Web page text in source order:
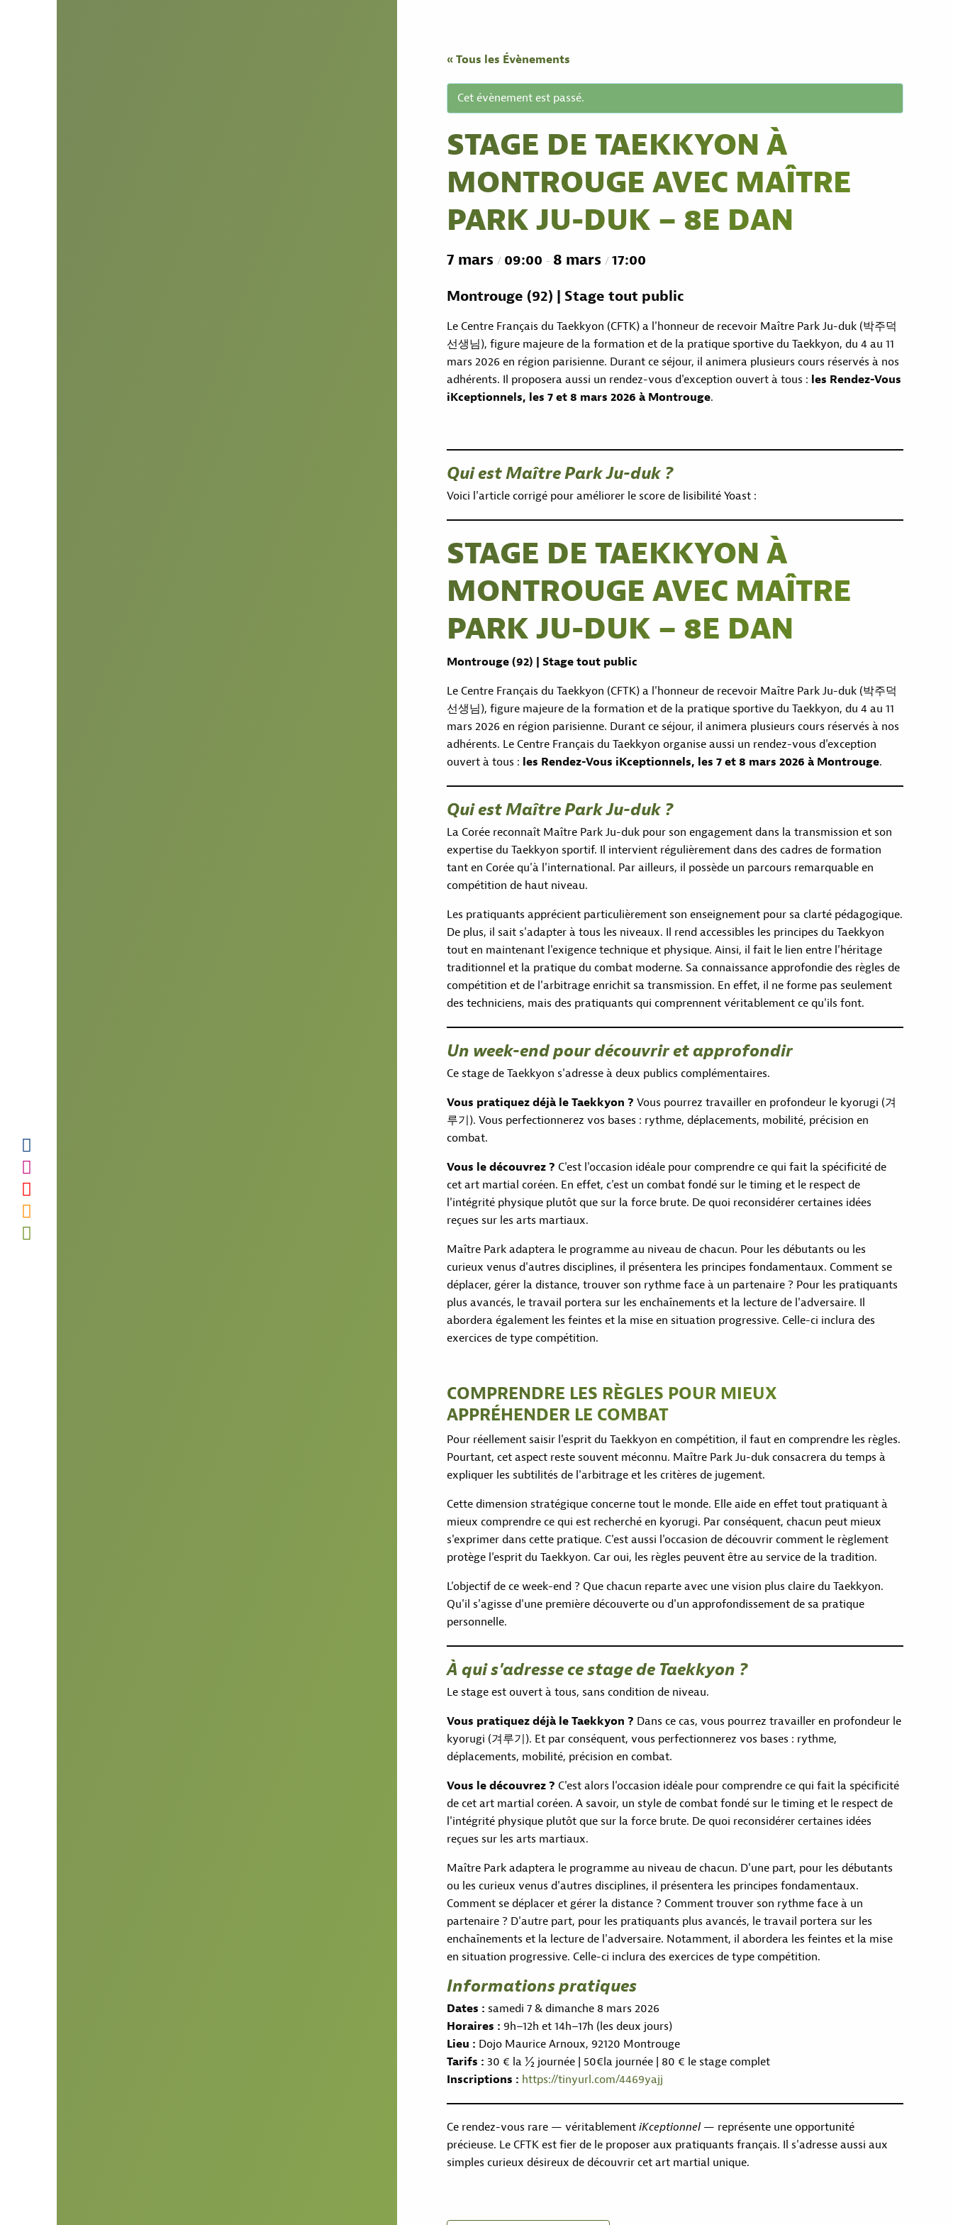
« Tous les Évènements
Cet évènement est passé.
STAGE DE TAEKKYON À
MONTROUGE AVEC MAÎTRE
PARK JU-DUK – 8E DAN
7 mars / 09:00 - 8 mars / 17:00
Montrouge (92) | Stage tout public
Le Centre Français du Taekkyon (CFTK) a l'honneur de recevoir Maître Park Ju-duk (박주덕
선생님), figure majeure de la formation et de la pratique sportive du Taekkyon, du 4 au 11
mars 2026 en région parisienne. Durant ce séjour, il animera plusieurs cours réservés à nos
adhérents. Il proposera aussi un rendez-vous d'exception ouvert à tous : les Rendez-Vous
iKceptionnels, les 7 et 8 mars 2026 à Montrouge.
Qui est Maître Park Ju-duk ?
Voici l'article corrigé pour améliorer le score de lisibilité Yoast :
STAGE DE TAEKKYON À
MONTROUGE AVEC MAÎTRE
PARK JU-DUK – 8E DAN
Montrouge (92) | Stage tout public
Le Centre Français du Taekkyon (CFTK) a l'honneur de recevoir Maître Park Ju-duk (박주덕
선생님), figure majeure de la formation et de la pratique sportive du Taekkyon, du 4 au 11
mars 2026 en région parisienne. Durant ce séjour, il animera plusieurs cours réservés à nos
adhérents. Le Centre Français du Taekkyon organise aussi un rendez-vous d'exception
ouvert à tous : les Rendez-Vous iKceptionnels, les 7 et 8 mars 2026 à Montrouge.
Qui est Maître Park Ju-duk ?
La Corée reconnaît Maître Park Ju-duk pour son engagement dans la transmission et son
expertise du Taekkyon sportif. Il intervient régulièrement dans des cadres de formation
tant en Corée qu'à l'international. Par ailleurs, il possède un parcours remarquable en
compétition de haut niveau.
Les pratiquants apprécient particulièrement son enseignement pour sa clarté pédagogique.
De plus, il sait s'adapter à tous les niveaux. Il rend accessibles les principes du Taekkyon
tout en maintenant l'exigence technique et physique. Ainsi, il fait le lien entre l'héritage
traditionnel et la pratique du combat moderne. Sa connaissance approfondie des règles de
compétition et de l'arbitrage enrichit sa transmission. En effet, il ne forme pas seulement
des techniciens, mais des pratiquants qui comprennent véritablement ce qu'ils font.
Un week-end pour découvrir et approfondir
Ce stage de Taekkyon s'adresse à deux publics complémentaires.
Vous pratiquez déjà le Taekkyon ? Vous pourrez travailler en profondeur le kyorugi (겨
루기). Vous perfectionnerez vos bases : rythme, déplacements, mobilité, précision en
combat.
Vous le découvrez ? C'est l'occasion idéale pour comprendre ce qui fait la spécificité de
cet art martial coréen. En effet, c'est un combat fondé sur le timing et le respect de
l'intégrité physique plutôt que sur la force brute. De quoi reconsidérer certaines idées
reçues sur les arts martiaux.
Maître Park adaptera le programme au niveau de chacun. Pour les débutants ou les
curieux venus d'autres disciplines, il présentera les principes fondamentaux. Comment se
déplacer, gérer la distance, trouver son rythme face à un partenaire ? Pour les pratiquants
plus avancés, le travail portera sur les enchaînements et la lecture de l'adversaire. Il
abordera également les feintes et la mise en situation progressive. Celle-ci inclura des
exercices de type compétition.
COMPRENDRE LES RÈGLES POUR MIEUX
APPRÉHENDER LE COMBAT
Pour réellement saisir l'esprit du Taekkyon en compétition, il faut en comprendre les règles.
Pourtant, cet aspect reste souvent méconnu. Maître Park Ju-duk consacrera du temps à
expliquer les subtilités de l'arbitrage et les critères de jugement.
Cette dimension stratégique concerne tout le monde. Elle aide en effet tout pratiquant à
mieux comprendre ce qui est recherché en kyorugi. Par conséquent, chacun peut mieux
s'exprimer dans cette pratique. C'est aussi l'occasion de découvrir comment le règlement
protège l'esprit du Taekkyon. Car oui, les règles peuvent être au service de la tradition.
L'objectif de ce week-end ? Que chacun reparte avec une vision plus claire du Taekkyon.
Qu'il s'agisse d'une première découverte ou d'un approfondissement de sa pratique
personnelle.
À qui s'adresse ce stage de Taekkyon ?
Le stage est ouvert à tous, sans condition de niveau.
Vous pratiquez déjà le Taekkyon ? Dans ce cas, vous pourrez travailler en profondeur le
kyorugi (겨루기). Et par conséquent, vous perfectionnerez vos bases : rythme,
déplacements, mobilité, précision en combat.
Vous le découvrez ? C'est alors l'occasion idéale pour comprendre ce qui fait la spécificité
de cet art martial coréen. A savoir, un style de combat fondé sur le timing et le respect de
l'intégrité physique plutôt que sur la force brute. De quoi reconsidérer certaines idées
reçues sur les arts martiaux.
Maître Park adaptera le programme au niveau de chacun. D'une part, pour les débutants
ou les curieux venus d'autres disciplines, il présentera les principes fondamentaux.
Comment se déplacer et gérer la distance ? Comment trouver son rythme face à un
partenaire ? D'autre part, pour les pratiquants plus avancés, le travail portera sur les
enchaînements et la lecture de l'adversaire. Notamment, il abordera les feintes et la mise
en situation progressive. Celle-ci inclura des exercices de type compétition.
Informations pratiques
Dates : samedi 7 & dimanche 8 mars 2026
Horaires : 9h–12h et 14h–17h (les deux jours)
Lieu : Dojo Maurice Arnoux, 92120 Montrouge
Tarifs : 30 € la ½ journée | 50€la journée | 80 € le stage complet
Inscriptions : https://tinyurl.com/4469yajj
Ce rendez-vous rare — véritablement iKceptionnel— représente une opportunité
précieuse. Le CFTK est fier de le proposer aux pratiquants français. Il s'adresse aussi aux
simples curieux désireux de découvrir cet art martial unique.